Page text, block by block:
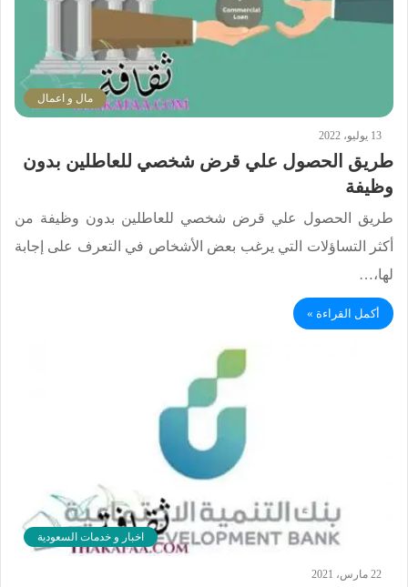
مال و اعمال
13 يوليو، 2022
طريق الحصول علي قرض شخصي للعاطلين بدون
وظيفة
طريق الحصول علي قرض شخصي للعاطلين بدون وظيفة من
أكثر التساؤلات التي يرغب بعض الأشخاص في التعرف على إجابة
لها،…
أكمل القراءة »
اخبار و خدمات السعودية
22 مارس، 2021